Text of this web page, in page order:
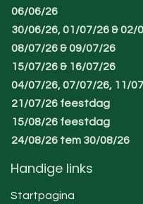
06/06/26
30/06/26, 01/07/26 & 02/
08/07/26 & 09/07/26
15/07/26 & 16/07/26
04/07/26, 07/07/26, 11/
21/07/26 feestdag
15/08/26 feestdag
24/08/26 tem 30/08/26
Handige links
Startpagina